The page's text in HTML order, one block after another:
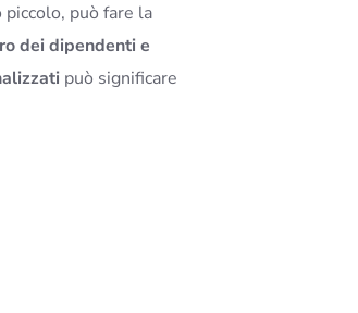
piccolo, può fare la
dei dipendenti e
può significare